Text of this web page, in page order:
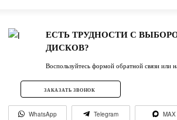
ЕСТЬ ТРУДНОСТИ С
ДИСКОВ?
Воспользуйтесь формой обратной связи или
ЗАКАЗАТЬ ЗВОНОК
WhatsApp Telegram MAX